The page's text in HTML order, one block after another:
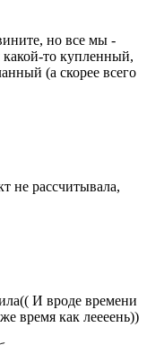
но все мы -
какой-то купленный,
(а скорее всего
не рассчитывала,
И вроде времени
время как леееень))